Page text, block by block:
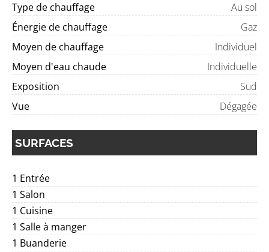
Type de chauffage
Au sol
Énergie de chauffage
Gaz
Moyen de chauffage
Individuel
Moyen d'eau chaude
Individuelle
Exposition
Sud
Vue
Dégagée
SURFACES
1 Entrée
1 Salon
1 Cuisine
1 Salle à manger
1 Buanderie